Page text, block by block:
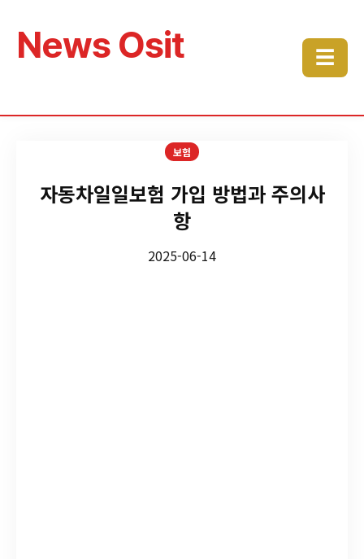
News Osit ☰
보험
자동차일일보험 가입 방법과 주의사
항
2025-06-14